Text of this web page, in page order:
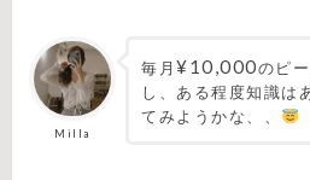
Milla
毎月 ¥10,000のピ
し、ある程度知識は
てみようかな、、